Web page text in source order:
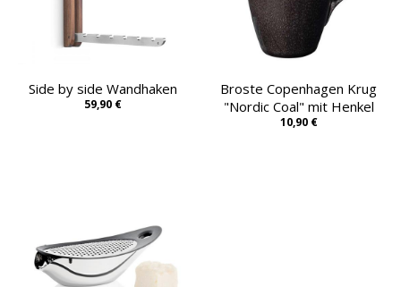
Side by side Wandhaken
59,90 €
Broste Copenhagen Krug
"Nordic Coal" mit Henkel
10,90 €